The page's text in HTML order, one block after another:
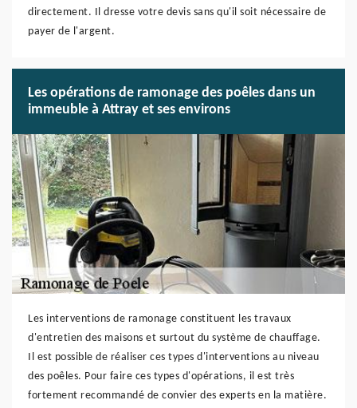
directement. Il dresse votre devis sans qu'il soit nécessaire de
payer de l'argent.
Les opérations de ramonage des poêles dans un
immeuble à Attray et ses environs
Les interventions de ramonage constituent les travaux
d'entretien des maisons et surtout du système de chauffage.
Il est possible de réaliser ces types d'interventions au niveau
des poêles. Pour faire ces types d'opérations, il est très
fortement recommandé de convier des experts en la matière.